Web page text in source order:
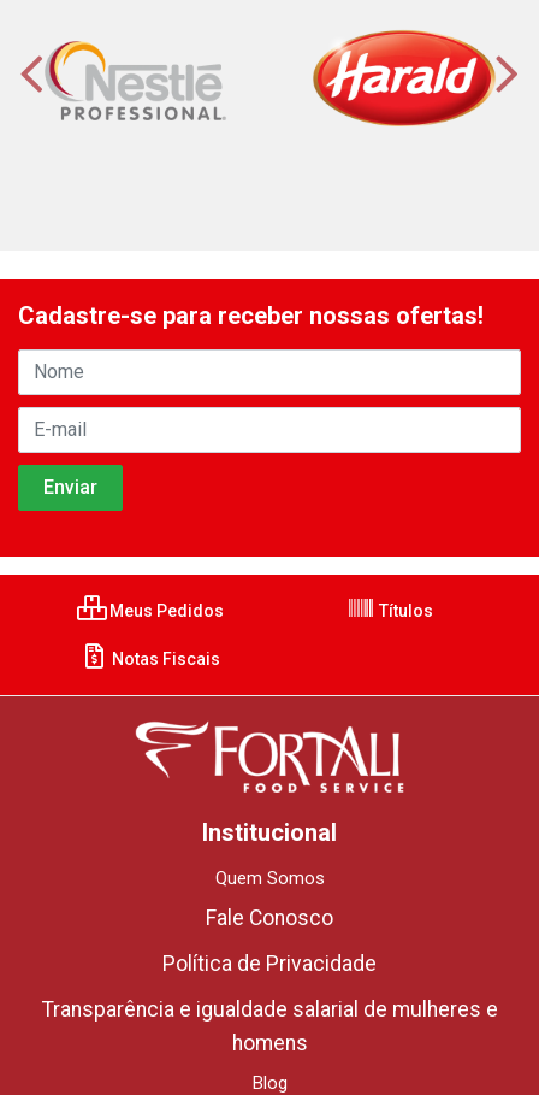
Cadastre-se para receber nossas ofertas!
Meus Pedidos Títulos
Notas Fiscais
Institucional
Quem Somos
Fale Conosco
Política de Privacidade
Transparência e igualdade salarial de mulheres e
homens
Blog